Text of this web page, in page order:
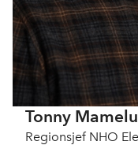
Tonny
Regionsjef NHO